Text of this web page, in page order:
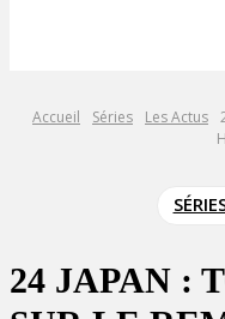
Accueil Séries Les Actus
24 JAPAN :